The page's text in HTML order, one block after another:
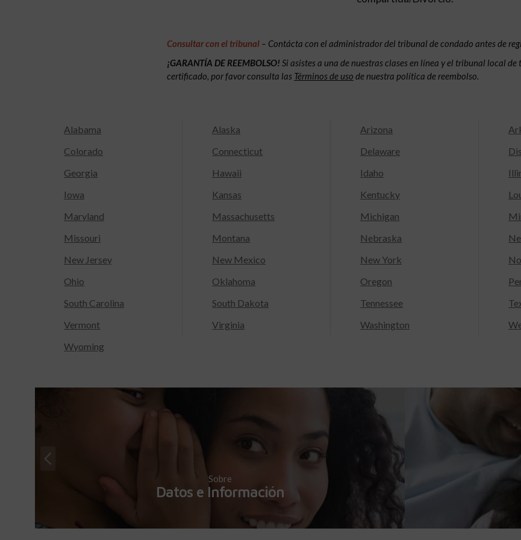
Consultar con el tribunal – Contácta con el administrador del tribunal de condado antes de
¡GARANTÍA DE REEMBOLSO! Si asistes a una de nuestras clases en línea y el tribunal local
certificado, por favor consulta las Términos de uso de nuestra política de reembolso.
Alabama Alaska Arizona
Colorado
Connecticut Delaware
Georgia
Hawaii Idaho
Iowa
Kansas Kentucky
Maryland
Massachusetts Michigan
Missouri
Montana Nebraska
New Jersey
New Mexico New York
Ohio
Oklahoma Oregon
South Carolina
South Dakota Tennessee
Vermont
Virginia Washington
Wyoming
Sobre
Datos e Información